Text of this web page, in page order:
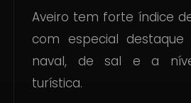
Aveiro tem forte índice
com especial
naval, de sal e a
turística.